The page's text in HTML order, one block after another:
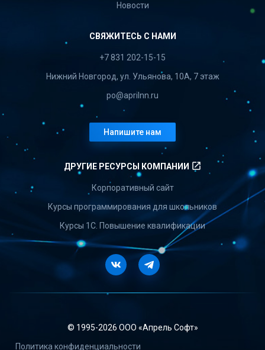
Новости
СВЯЖИТЕСЬ С НАМИ
+7 831 202-15-15
Нижний Новгород, ул. Ульянова, 10А, 7 этаж
po@aprilnn.ru
Напишите нам
ДРУГИЕ РЕСУРСЫ КОМПАНИИ launch
Корпоративный сайт
Курсы программирования для школьников
Курсы 1С. Повышение квалификации
VkontakteTelegram
© 1995-2026 ООО «Апрель Софт»
Политика конфиденциальности